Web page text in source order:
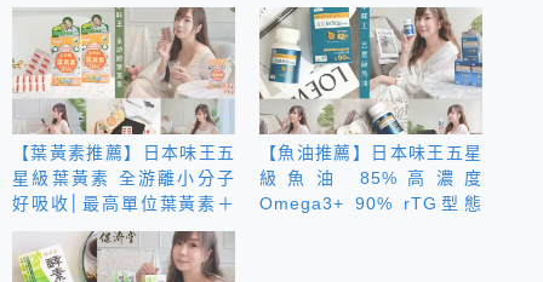
【葉黃素推薦】日本味王五
星級葉黃素 全游離小分子
好吸收│最高單位葉黃素＋
玉米黃素 讓你晶亮有感！
【魚油推薦】日本味王五星
級魚油 85%高濃度
Omega3+ 90% rTG型態